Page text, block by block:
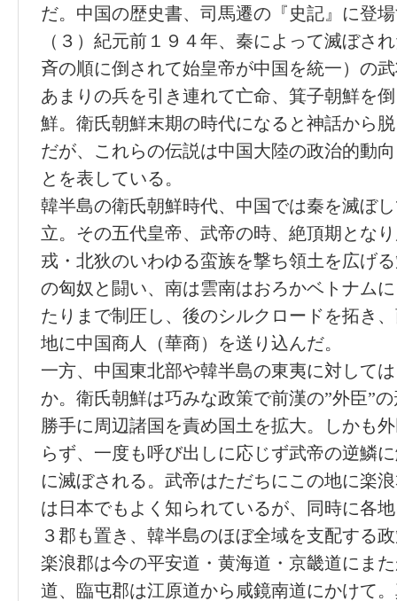
だ。中国の歴史書、司馬遷の『史記』に登
（３）紀元前１９４年、秦によって滅ぼさ
斉の順に倒されて始皇帝が中国を統一）の
あまりの兵を引き連れて亡命、箕子朝鮮を
鮮。衛氏朝鮮末期の時代になると神話から
だが、これらの伝説は中国大陸の政治的動
とを表している。
韓半島の衛氏朝鮮時代、中国では秦を滅ぼ
立。その五代皇帝、武帝の時、絶頂期とな
戎・北狄のいわゆる蛮族を撃ち領土を広げ
の匈奴と闘い、南は雲南はおろかベトナム
たりまで制圧し、後のシルクロードを拓き
地に中国商人（華商）を送り込んだ。
一方、中国東北部や韓半島の東夷に対して
か。衛氏朝鮮は巧みな政策で前漢の”外臣”
勝手に周辺諸国を責め国土を拡大。しかも
らず、一度も呼び出しに応じず武帝の逆鱗
に滅ぼされる。武帝はただちにこの地に楽
は日本でもよく知られているが、同時に各
３郡も置き、韓半島のほぼ全域を支配する
楽浪郡は今の平安道・黄海道・京畿道にま
道、臨屯郡は江原道から咸鏡南道にかけて